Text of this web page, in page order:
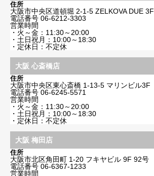
住所
大阪市中央区道頓堀 2-1-5 ZELKOVA DUE 3F
電話番号 06-6212-3303
営業時間
・火～金：11:30～20:00
・土日祝月：10:00～18:30
・定休日：不定休
大阪 心斎橋店
住所
大阪市中央区東心斎橋 1-13-5 マリンビル3F
電話番号 06-6245-5571
営業時間
・火～金：11:30～20:00
・土日祝月：10:00～18:30
・定休日：不定休
大阪 梅田店
住所
大阪市北区角田町 1-20 フキヤビル 9F 92号
電話番号 06-6367-1233
営業時間